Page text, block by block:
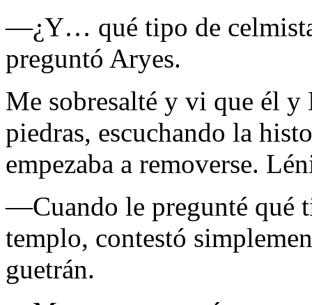
—¿Y… qué tipo de
preguntó Aryes.
Me sobresalté y vi que él y
piedras, escuchando la
empezaba a removerse.
—Cuando le pregunté qué
templo, contestó
guetrán.